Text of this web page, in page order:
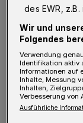
Am
Leiterin der
in
das Thema.
des EWR,
Wir und
Folgendes
Verwendung
Identifikation aktiv
Informationen auf
Inhalte, Messung
Inhalten,
Verbesserung von
Ausführliche